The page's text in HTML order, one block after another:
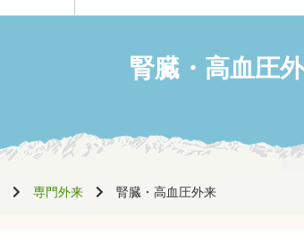
腎臓・高血圧
専門外来 腎臓・高血圧外来